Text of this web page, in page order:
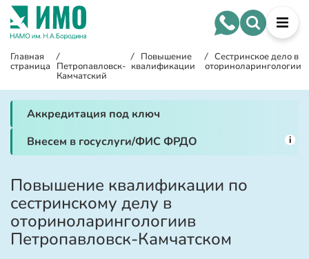
Главная
страница
/
Петропавловск-
Камчатский
/ Повышение
квалификации
/ Сестринское дело в
оториноларингологии
Аккредитация под ключ
Внесем в госуслуги/ФИС ФРДО
i
Повышение квалификации по
сестринскому делу в
оториноларингологиив
Петропавловск-Камчатском